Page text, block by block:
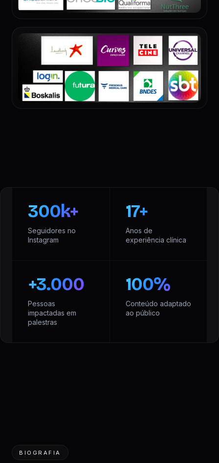
300k+
Seguidores no
Instagram
17+
Anos de
experiência clínica
+3.000
Pessoas
impactadas em
palestras
100%
Conteúdo adaptado
ao público
BIOGRAFIA